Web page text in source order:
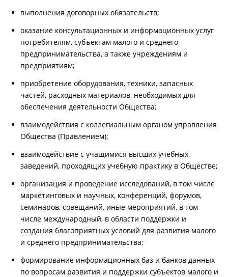
выполнения договорных обязательств;
оказание консультационных и информационных услуг
потребителям, субъектам малого и среднего
предпринимательства, а также учреждениям и
предприятиям;
приобретение оборудования, техники, запасных
частей, расходных материалов, необходимых для
обеспечения деятельности Общества;
взаимодействия с коллегиальным органом управления
Общества (Правлением);
взаимодействие с учащимися высших учебных
заведений, проходящих учебную практику в Обществе;
организация и проведение исследований, в том числе
маркетинговых и научных, конференций, форумов,
семинаров, совещаний, иные мероприятий, в том
числе международный, в области поддержки и
создания благоприятных условий для развития малого
и среднего предпринимательства;
формирование информационных баз и банков данных
по вопросам развития и поддержки субъектов малого и